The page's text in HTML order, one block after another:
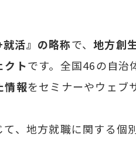
活』の略称で、地方創
クトです。全国46の自治
情報をセミナーやウェブ
、地方就職に関する個